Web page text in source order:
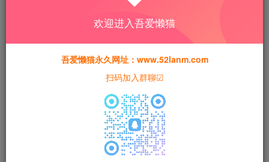
此内容为付费资源，请付费后查看
猫粮30
15
本站所有资源均为网络收集整理而来，仅供学习研究使用，请在下
载后24h内删除，谢谢合作！
欢迎进入吾爱懒猫
吾爱懒猫永久网址：www.52lanm.com
扫码加入群聊☑